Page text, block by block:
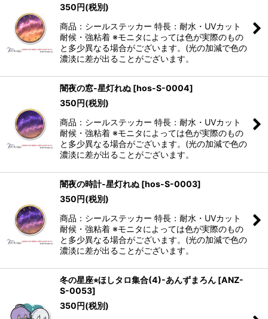
350円(税別)
商品：シールステッカー 特長：耐水・UVカット
耐候・強粘着 ※モニタによっては色が実際のもの
と多少異なる場合がございます。(光の加減で色の
濃淡に差が出ることがございます。
闇夜の窓-星灯れぬ [hos-S-0004]
350円(税別)
商品：シールステッカー 特長：耐水・UVカット
耐候・強粘着 ※モニタによっては色が実際のもの
と多少異なる場合がございます。(光の加減で色の
濃淡に差が出ることがございます。
闇夜の時計-星灯れぬ [hos-S-0003]
350円(税別)
商品：シールステッカー 特長：耐水・UVカット
耐候・強粘着 ※モニタによっては色が実際のもの
と多少異なる場合がございます。(光の加減で色の
濃淡に差が出ることがございます。
冬の星座⭐︎ほしタロ集合(4)-あんずまろん [ANZ-
S-0053]
350円(税別)